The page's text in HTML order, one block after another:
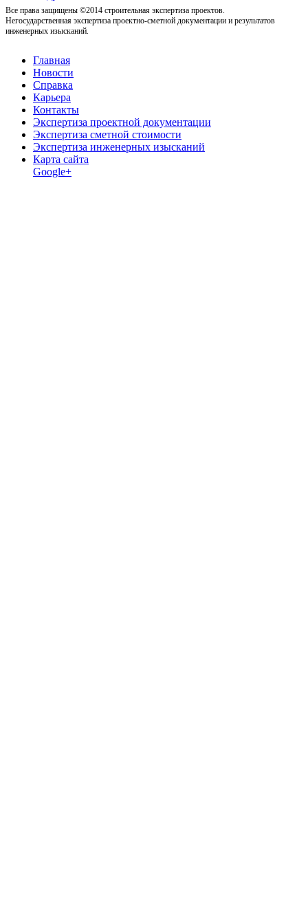
Все права защищены ©2014 строительная экспертиза проектов.
Негосударственная экспертиза проектно-сметной документации и результатов
инженерных изысканий.
Главная
Новости
Справка
Карьера
Контакты
Экспертиза проектной документации
Экспертиза сметной стоимости
Экспертиза инженерных изысканий
Карта сайта
Google+